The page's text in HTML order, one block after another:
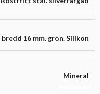
bredd 16 mm. grön. Silikon
Mineral